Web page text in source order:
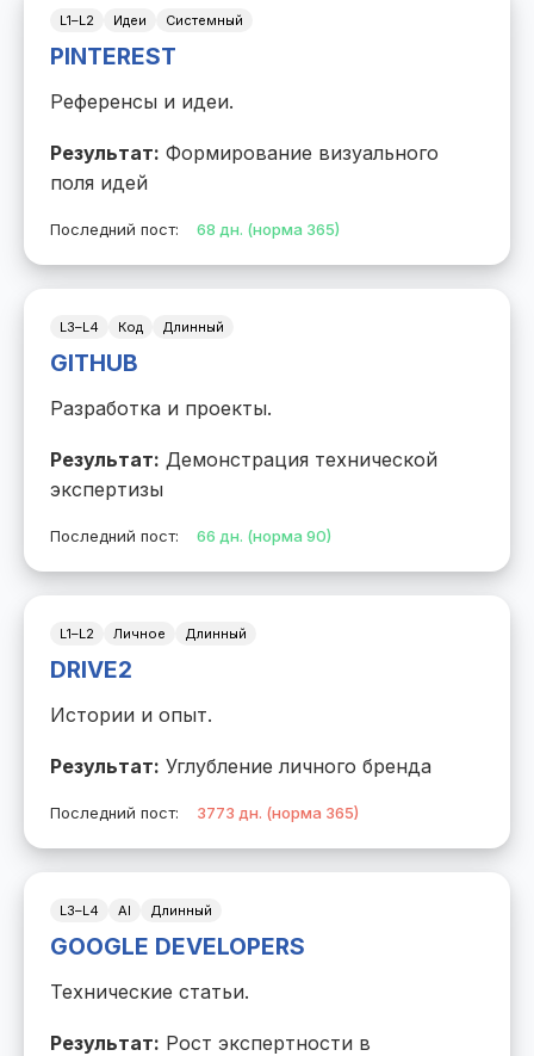
L1–L2 Идеи Системный
PINTEREST
Референсы и идеи.
Результат: Формирование визуального
поля идей
Последний пост: 68 дн. (норма 365)
L3–L4 Код Длинный
GITHUB
Разработка и проекты.
Результат: Демонстрация технической
экспертизы
Последний пост: 66 дн. (норма 90)
L1–L2 Личное Длинный
DRIVE2
Истории и опыт.
Результат: Углубление личного бренда
Последний пост: 3773 дн. (норма 365)
L3–L4 AI Длинный
GOOGLE DEVELOPERS
Технические статьи.
Результат: Рост экспертности в